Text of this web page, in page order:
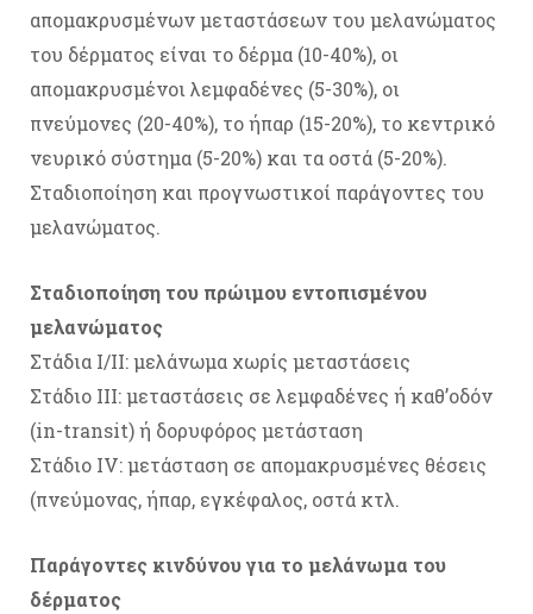
απομακρυσμένων μεταστάσεων του μελανώματος
του δέρματος είναι το δέρμα (10-40%), οι
απομακρυσμένοι λεμφαδένες (5-30%), οι
πνεύμονες (20-40%), το ήπαρ (15-20%), το κεντρικό
νευρικό σύστημα (5-20%) και τα οστά (5-20%).
Σταδιοποίηση και προγνωστικοί παράγοντες του
μελανώματος.
Σταδιοποίηση του πρώιμου εντοπισμένου
μελανώματος
Στάδια Ι/ΙΙ: μελάνωμα χωρίς μεταστάσεις
Στάδιο ΙΙΙ: μεταστάσεις σε λεμφαδένες ή καθ’οδόν
(in-transit) ή δορυφόρος μετάσταση
Στάδιο ΙV: μετάσταση σε απομακρυσμένες θέσεις
(πνεύμονας, ήπαρ, εγκέφαλος, οστά κτλ.
Παράγοντες κινδύνου για το μελάνωμα του
δέρματος